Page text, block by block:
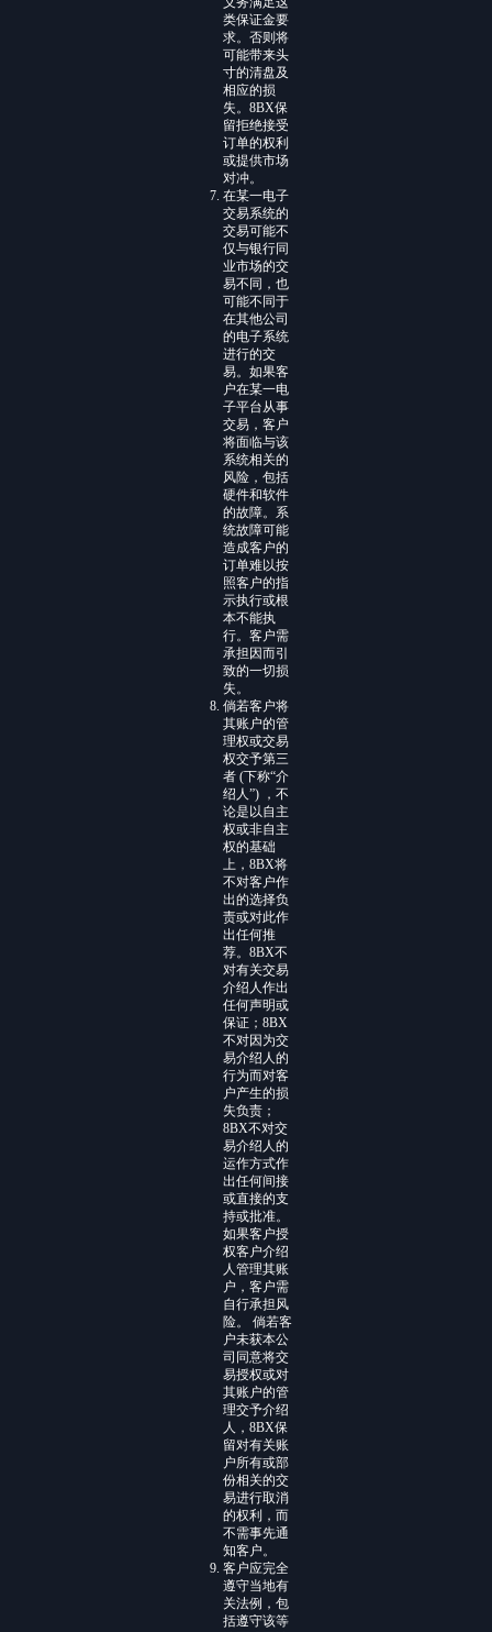
类保证金要
求。否则将
可能带来头
寸的清盘及
相应的损
失。8BX保
留拒绝接受
订单的权利
或提供市场
对冲。
在某一电子
交易系统的
交易可能不
仅与银行同
业市场的交
易不同，也
可能不同于
在其他公司
的电子系统
进行的交
易。如果客
户在某一电
子平台从事
交易，客户
将面临与该
系统相关的
风险，包括
硬件和软件
的故障。系
统故障可能
造成客户的
订单难以按
照客户的指
示执行或根
本不能执
行。客户需
承担因而引
致的一切损
失。
倘若客户将
其账户的管
理权或交易
权交予第三
者 (下称“介
绍人”) ，不
论是以自主
权或非自主
权的基础
上，8BX将
不对客户作
出的选择负
责或对此作
出任何推
荐。8BX不
对有关交易
介绍人作出
任何声明或
保证；8BX
不对因为交
易介绍人的
行为而对客
户产生的损
失负责；
8BX不对交
易介绍人的
运作方式作
出任何间接
或直接的支
持或批准。
如果客户授
权客户介绍
人管理其账
户，客户需
自行承担风
险。 倘若客
户未获本公
司同意将交
易授权或对
其账户的管
理交予介绍
人，8BX保
留对有关账
户所有或部
份相关的交
易进行取消
的权利，而
不需事先通
知客户。
客户应完全
遵守当地有
关法例，包
括遵守该等